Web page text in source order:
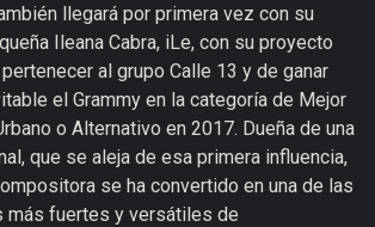
llegará por primera vez con su
Ileana Cabra, iLe, con su proyecto
al grupo Calle 13 y de ganar
el Grammy en la categoría de Mejor
o Alternativo en 2017. Dueña de una
que se aleja de esa primera influencia,
se ha convertido en una de las
más fuertes y versátiles de